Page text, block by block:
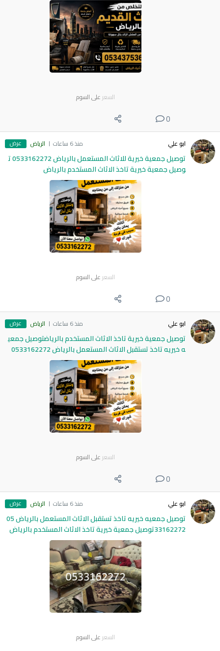
السعر على السوم
0
ابو علي منذ 6 ساعات الرياض عرض
توصيل جمعية خيرية للاثاث المستعمل بالرياض 0533162272 ت
وصيل جمعية خيرية تاخذ الاثاث المستخدم بالرياض
السعر على السوم
0
ابو علي منذ 6 ساعات الرياض عرض
توصيل جمعية خيرية تاخذ الاثاث المستخدم بالرياضتوصيل جمعي
ه خيريه تاخذ تستقبل الاثاث المستعمل بالرياض 0533162272
السعر على السوم
0
ابو علي منذ 6 ساعات الرياض عرض
توصيل جمعيه خيريه تاخذ تستقبل الاثاث المستعمل بالرياض 05
33162272توصيل جمعية خيرية تاخذ الاثاث المستخدم بالرياض
السعر على السوم